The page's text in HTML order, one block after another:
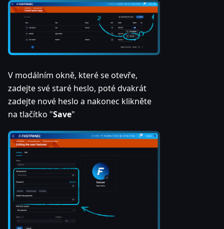
V modálním okně, které se otevře,
zadejte své staré heslo, poté dvakrát
zadejte nové heslo a nakonec klikněte
na tlačítko "Save"